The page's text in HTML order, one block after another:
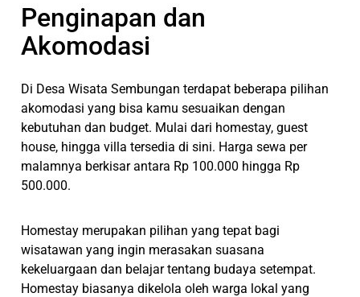
Penginapan dan
Akomodasi
Di Desa Wisata Sembungan terdapat beberapa pilihan
akomodasi yang bisa kamu sesuaikan dengan
kebutuhan dan budget. Mulai dari homestay, guest
house, hingga villa tersedia di sini. Harga sewa per
malamnya berkisar antara Rp 100.000 hingga Rp
500.000.
Homestay merupakan pilihan yang tepat bagi
wisatawan yang ingin merasakan suasana
kekeluargaan dan belajar tentang budaya setempat.
Homestay biasanya dikelola oleh warga lokal yang